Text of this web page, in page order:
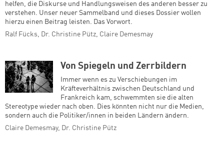
helfen, die Diskurse und Handlungsweisen des anderen besser zu
verstehen. Unser neuer Sammelband und dieses Dossier wollen
hierzu einen Beitrag leisten. Das Vorwort.
Ralf Fücks, Dr. Christine Pütz, Claire Demesmay
Von Spiegeln und Zerrbildern
Immer wenn es zu Verschiebungen im
Kräfteverhältnis zwischen Deutschland und
Frankreich kam, schwemmten sie die alten
Stereotype wieder nach oben. Dies könnten nicht nur die Medien,
sondern auch die Politiker/innen in beiden Ländern ändern.
Claire Demesmay, Dr. Christine Pütz